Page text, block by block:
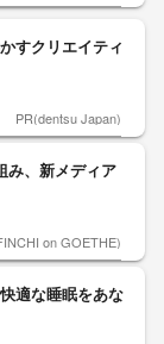
すクリエイティ
PR(dentsu Japan)
み、新メディア
on GOETHE)
適な睡眠をあな